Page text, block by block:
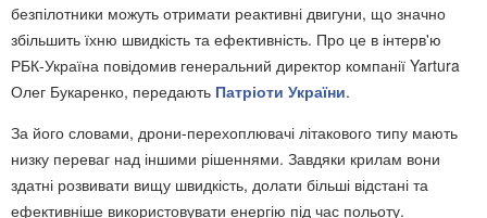
безпілотники можуть отримати реактивні двигуни, що значно
збільшить їхню швидкість та ефективність. Про це в інтерв'ю
РБК-Україна повідомив генеральний директор компанії Yartura
Олег Букаренко, передають Патріоти України.
За його словами, дрони-перехоплювачі літакового типу мають
низку переваг над іншими рішеннями. Завдяки крилам вони
здатні розвивати вищу швидкість, долати більші відстані та
ефективніше використовувати енергію під час польоту.